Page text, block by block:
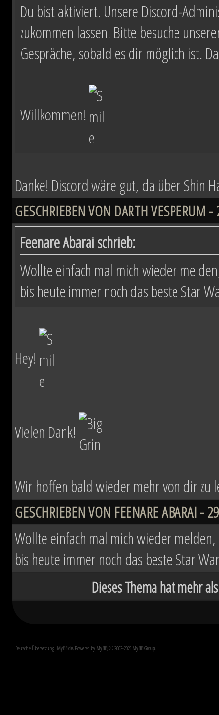
Du bist aktiviert. Unsere Discord-
zukommen lassen. Bitte besuche
Gespräche, sobald es dir möglich ist.
Willkommen!
Danke! Discord wäre gut, da über Shin
GESCHRIEBEN VON DARTH
Feenare Abarai schrieb:
Wollte einfach mal mich wieder
bis heute immer noch das beste Star
Hey!
Vielen Dank!
Wir hoffen bald wieder mehr von dir zu
GESCHRIEBEN VON FEENARE ABARAI -
Wollte einfach mal mich wieder
bis heute immer noch das beste Star
Dieses Thema hat mehr
Deutsche Übersetzung: MyBB.de, Powered by MyBB, © 2002-2026 MyBB Group.